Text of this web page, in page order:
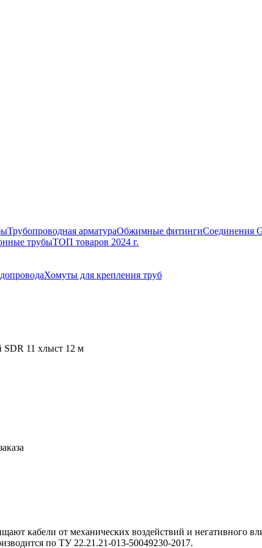
Трубопроводная арматураОбжимные фитингиСоединения
трубыТОП товаров 2024 г.
Хомуты для крепления труб
SDR 11 хлыст 12 м
кабели от механических воздействий и негативного
по ТУ 22.21.21-013-50049230-2017.